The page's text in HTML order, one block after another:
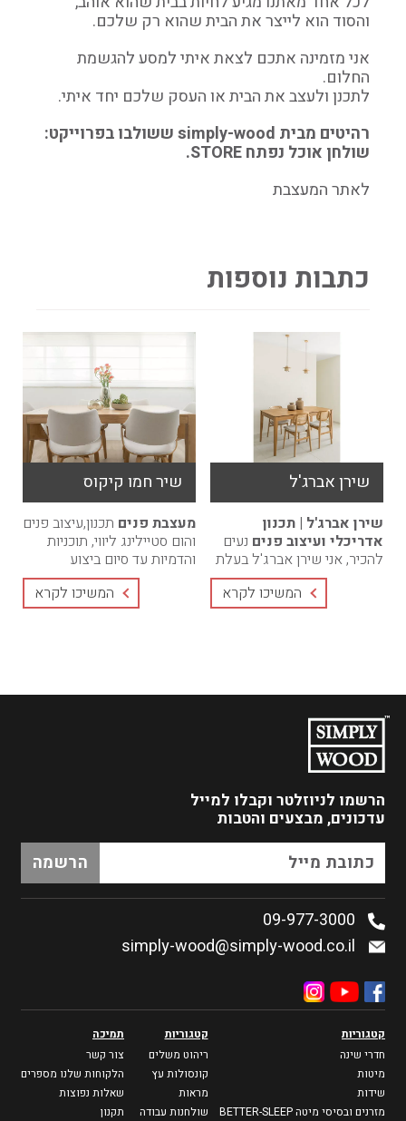
והסוד הוא לייצר את הבית שהוא רק שלכם.
אני מזמינה אתכם לצאת איתי למסע להגשמת
החלום.
לתכנן ולעצב את הבית או העסק שלכם יחד איתי.
רהיטים מבית simply-wood ששולבו בפרוייקט:
שולחן אוכל נפתח STORE.
לאתר המעצבת
כתבות נוספות
שירן אברג'ל
שירן אברג'ל | תכנון
אדריכלי ועיצוב פנים נעים
להכיר, אני שירן אברג'ל בעלת
הסטודיו.מאז ומתמיד ידעתי
שאדריכלות ועיצוב פנים הם
הרבה יותר ...
המשיכו לקרא
שיר חמו קיקוס
מעצבת פנים תכנון,עיצוב פנים
והום סטיילינג ליווי, תוכניות
והדמיות עד סיום ביצוע
הפרוייקט. מחירים
אטרקטיביים, חבילות בהתאמה
המשיכו לקרא
הרשמו לניוזלטר וקבלו למייל
עדכונים, מבצעים והטבות
09-977-3000
simply-wood@simply-wood.co.il
קטגוריות
חדרי שינה
מיטות
שידות
מזרנים ובסיסי מיטה BETTER-SLEEP
קטגוריות
ריהוט משלים
קונסולות עץ
מראות
שולחנות עבודה
תמיכה
צור קשר
הלקוחות שלנו מספרים
שאלות נפוצות
תקנון